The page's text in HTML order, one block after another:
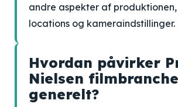
andre aspekter af produktionen,
locations og kameraindstillinger.
Hvordan påvirker
Nielsen
generelt?